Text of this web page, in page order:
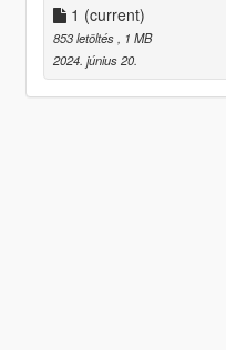
1 (current)
853 letöltés
, 1 MB
2024. június 20.